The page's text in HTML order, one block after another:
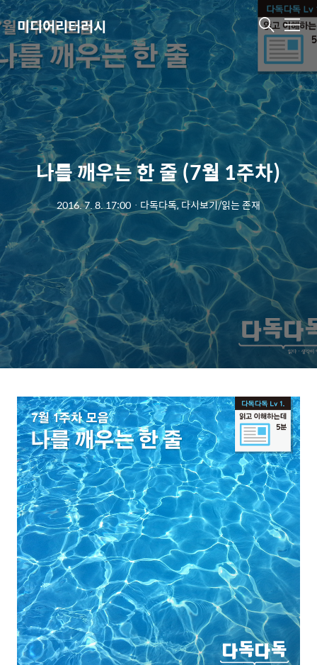
미디어리터러시 메
뉴
나를 깨우는 한 줄 (7월 1주차)
2016. 7. 8. 17:00 ㆍ 다독다독, 다시보기/읽는 존재